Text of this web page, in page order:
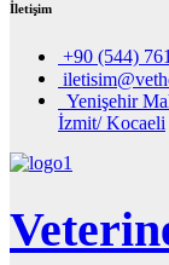
İletişim
+90 (544)
Yenişehir
İzmit/ Kocaeli